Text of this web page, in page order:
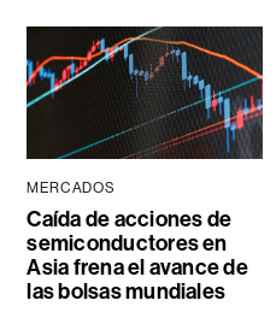
MERCADOS
Caída de acciones de
semiconductores en
Asia frena el avance de
las bolsas mundiales